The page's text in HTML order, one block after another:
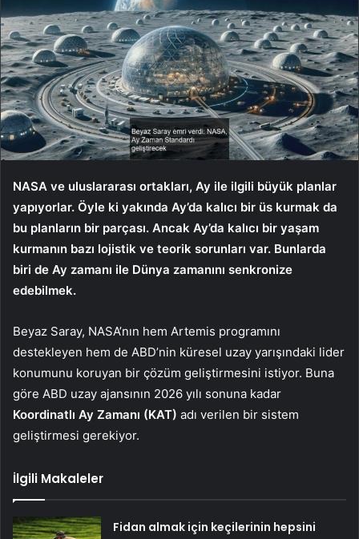
NASA ve uluslararası ortakları, Ay ile ilgili büyük planlar
yapıyorlar. Öyle ki yakında Ay’da kalıcı bir üs kurmak da
bu planların bir parçası. Ancak Ay’da kalıcı bir yaşam
kurmanın bazı lojistik ve teorik sorunları var. Bunlarda
biri de Ay zamanı ile Dünya zamanını senkronize
edebilmek.
Beyaz Saray, NASA’nın hem Artemis programını
destekleyen hem de ABD’nin küresel uzay yarışındaki lider
konumunu koruyan bir çözüm geliştirmesini istiyor. Buna
göre ABD uzay ajansının 2026 yılı sonuna kadar
Koordinatlı Ay Zamanı (KAT) adı verilen bir sistem
geliştirmesi gerekiyor.
İlgili Makaleler
Fidan almak için keçilerinin hepsini